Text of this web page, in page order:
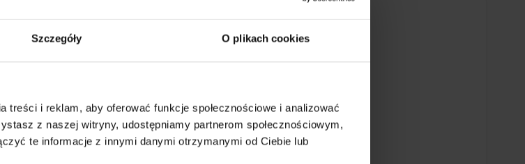
Szczegóły O plikach cookies
treści i reklam, aby oferować funkcje społecznościowe i analizować
z naszej witryny, udostępniamy partnerom społecznościowym,
te informacje z innymi danymi otrzymanymi od Ciebie lub